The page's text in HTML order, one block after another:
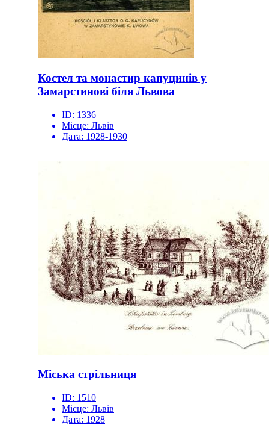
Костел та монастир капуцинів у
Замарстинові біля Львова
ID: 1336
Місце: Львів
Дата: 1928-1930
Міська стрільниця
ID: 1510
Місце: Львів
Дата: 1928